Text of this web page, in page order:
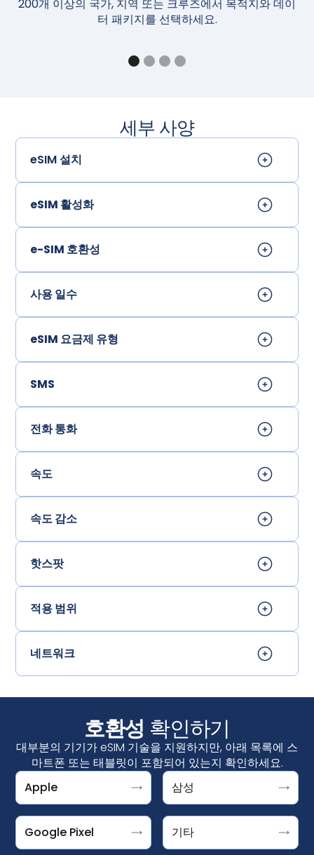
200개 이상의 국가, 지역 또는 크루즈에서 목적지와 데이
터 패키지를 선택하세요.
세부 사양
eSIM 설치
eSIM 활성화
e-SIM 호환성
사용 일수
eSIM 요금제 유형
SMS
전화 통화
속도
속도 감소
핫스팟
적용 범위
네트워크
iPhone
iPhone XS, iPhone XS Max, iPhone XR 및 이후 버
전
설정 > 연결 > SIM 관리자↪f_200D↩
↪f_200D↩에서 "eSIM 추가"가 표시되면 기기가 eSIM을 지
원하는 것입니다.
갤럭시 S25/S25+/S25 울트라, 갤럭시
"Download a SIM instead?"라는 메시지가 표시되면
Google Pixel은 eSIM을 사용할 수 있는 기기입니다. 설정 >
네트워크 및 인터넷 > SIM +를 탭한 후 옵션을 선택하세요.
DOOGEE V30 지원 ESIM
Fairphone 4
Honor Magic 4 Pro
‍MicrosoftSurface Pro X
호환성 확인하기
대부분의 기기가 eSIM 기술을 지원하지만, 아래 목록에 스
마트폰 또는 태블릿이 포함되어 있는지 확인하세요.
Apple
삼성
Google Pixel 기타